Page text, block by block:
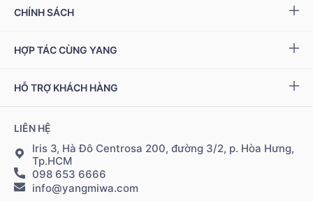
Ziptamin
Bộ kiểm tra NAD +
Sự kiện & Ưu đãi
Tuyển dụng
CHÍNH SÁCH
Giải quyết khiếu nại
Điều khoản sử dụng
HỢP TÁC CÙNG YANG
Chính sách đại lý
HỖ TRỢ KHÁCH HÀNG
Đặt hàng & thanh toán
Giao hàng & vận chuyển
Hệ thống điểm bán
LIÊN HỆ
Iris 3, Hà Đô Centrosa 200, đường 3/2, p. Hòa Hưng,
Tp.HCM
098 653 6666
info@yangmiwa.com